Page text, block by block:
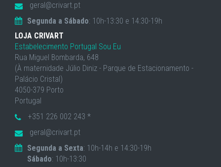
geral@crivart.pt
Segunda a Sábado: 10h-13:30 e 14:30-19h
LOJA CRIVART
Estabelecimento Portugal Sou Eu
Rua Miguel Bombarda, 648
(À maternidade Júlio Diniz - Parque de Estacionamento -
Palácio Cristal)
4050-379 Porto
Portugal
+351 226 002 243 *
geral@crivart.pt
Segunda a Sexta: 10h-14h e 14:30-19h
Sábado: 10h-13:30